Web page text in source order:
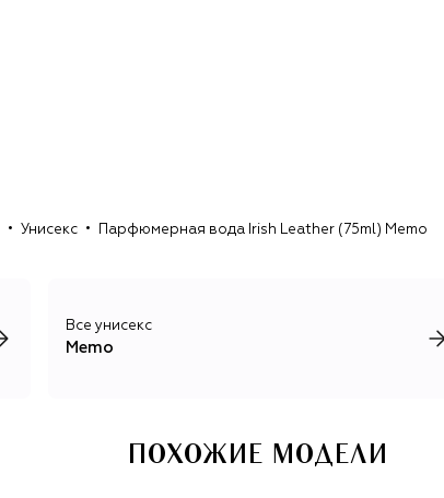
материалу посвящена культовая для марки коллекция
Унисекс Парфюмерная вода Irish Leather (75ml) Memo
Все унисекс
Memo
ПОХОЖИЕ МОДЕЛИ